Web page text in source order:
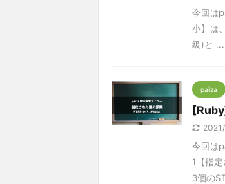
今回は
小】は
級)と ...
paiza
今回は
1【指
3個の